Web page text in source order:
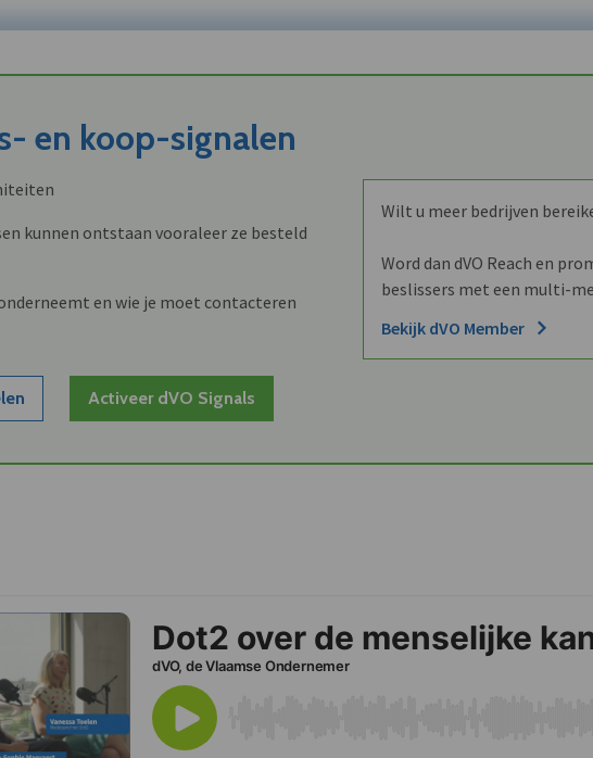
en koop-signalen
kunnen ontstaan vooraleer ze besteld
en wie je moet contacteren
Activeer dVO Signals
Wilt u meer bedrijven
Word dan dVO Reach en
beslissers met een multi-
Bekijk dVO Member